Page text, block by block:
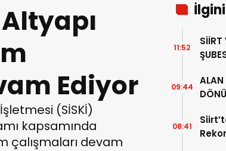
Ediyor
(SİSKİ)
kapsamında
çalışmaları devam
SİİRT
11:52
ALAN
09:44
08:41